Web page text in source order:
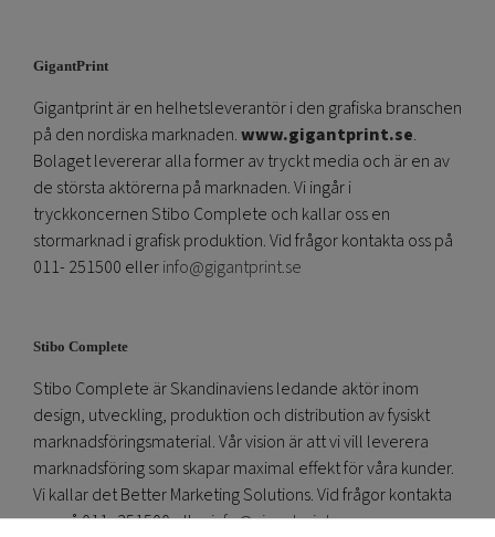
GigantPrint
Gigantprint är en helhetsleverantör i den grafiska branschen
på den nordiska marknaden.www.gigantprint.se.
Bolaget levererar alla former av tryckt media och är en av
de största aktörerna på marknaden. Vi ingår i
tryckkoncernen Stibo Complete och kallar oss en
stormarknad i grafisk produktion. Vid frågor kontakta oss på
011- 251500 ellerinfo@gigantprint.se
Stibo Complete
Stibo Complete är Skandinaviens ledande aktör inom
design, utveckling, produktion och distribution av fysiskt
marknadsföringsmaterial. Vår vision är att vi vill leverera
marknadsföring som skapar maximal effekt för våra kunder.
Vi kallar det Better Marketing Solutions. Vid frågor kontakta
oss på 011- 251500 ellerinfo@gigantprint.se